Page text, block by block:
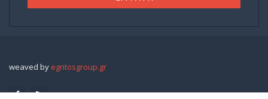
weaved by egritosgroup.gr